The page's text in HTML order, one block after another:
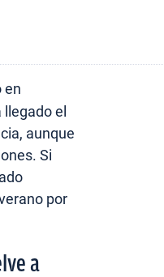
en
el
aunque
Si
por
a